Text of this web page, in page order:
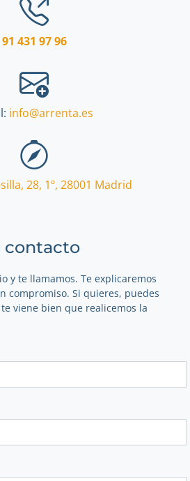
91 431 97 96
info@arrenta.es
28, 1º, 28001 Madrid
contacto
y te llamamos. Te explicaremos
compromiso. Si quieres, puedes
viene bien que realicemos la